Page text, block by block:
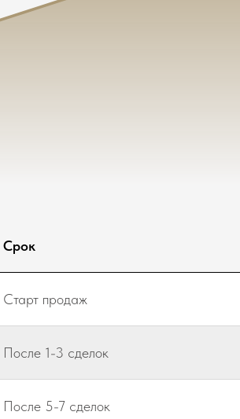
Срок
Старт продаж
После 1-3 сделок
После 5-7 сделок